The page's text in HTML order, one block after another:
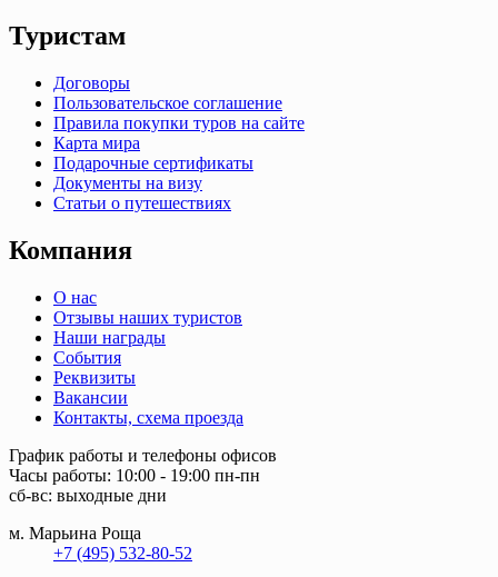
Туристам
Договоры
Пользовательское соглашение
Правила покупки туров на сайте
Карта мира
Подарочные сертификаты
Документы на визу
Статьи о путешествиях
Компания
О нас
Отзывы наших туристов
Наши награды
События
Реквизиты
Вакансии
Контакты, схема проезда
График работы и телефоны офисов
Часы работы: 10:00 - 19:00 пн-пн
сб-вс: выходные дни
м. Марьина Роща
+7 (495) 532-80-52